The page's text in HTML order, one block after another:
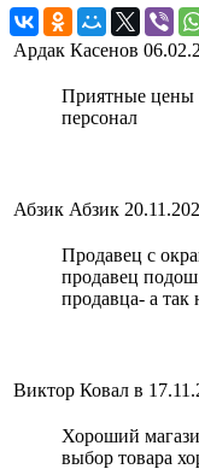
Ардак Касенов
Приятные цены
персонал
Абзик Абзик
Продавец с
продавец подош
продавца- а так
Виктор Ковал в
Хороший
выбор товара